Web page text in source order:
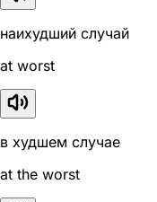
наихудший случай
at worst
в худшем случае
at the worst